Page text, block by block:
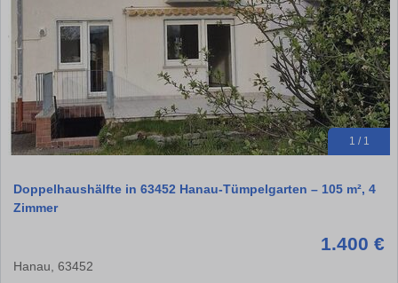
1 / 1
Doppelhaushälfte in 63452 Hanau-Tümpelgarten – 105 m², 4
Zimmer
1.400 €
Hanau, 63452